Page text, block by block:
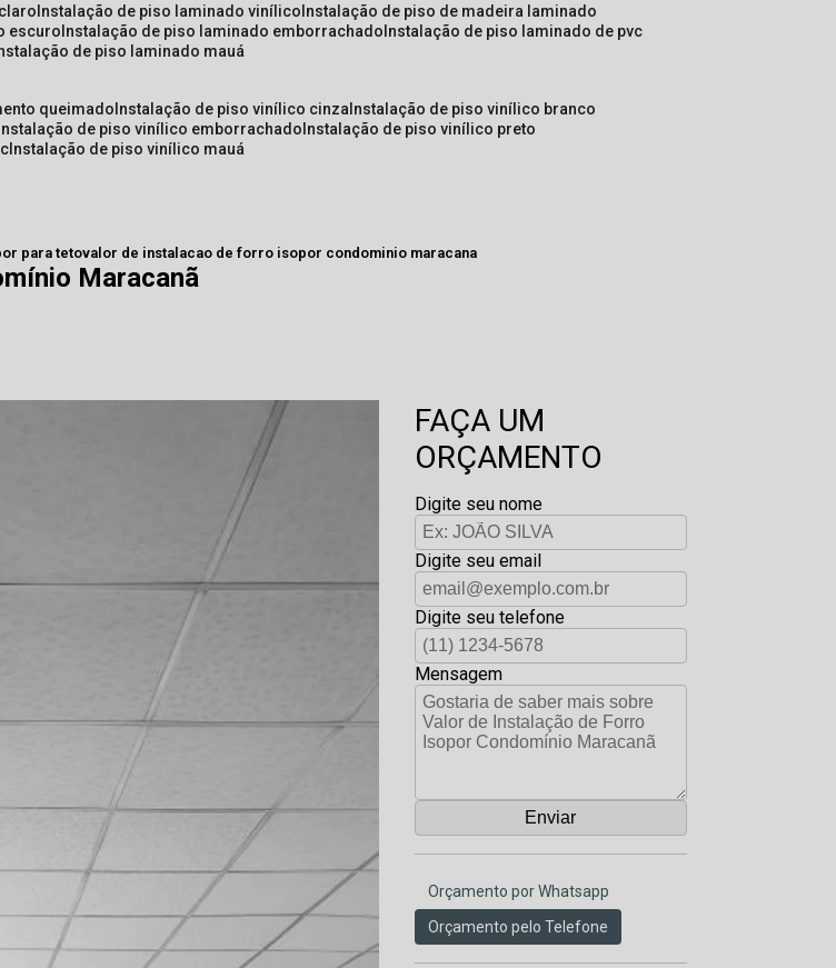
instalação de piso laminado vinílico instalação de piso de madeira laminado
escuro instalação de piso laminado emborrachado instalação de piso laminado de pvc
de piso laminado mauá
queimado instalação de piso vinílico cinza instalação de piso vinílico branco
instalação de piso vinílico emborrachado instalação de piso vinílico preto
instalação de piso vinílico mauá
para tetovalor de instalacao de forro isopor condominio maracana
Maracanã
FAÇA UM
ORÇAMENTO
Digite seu nome
Digite seu email
Digite seu telefone
Mensagem
Orçamento por Whatsapp
Orçamento pelo Telefone